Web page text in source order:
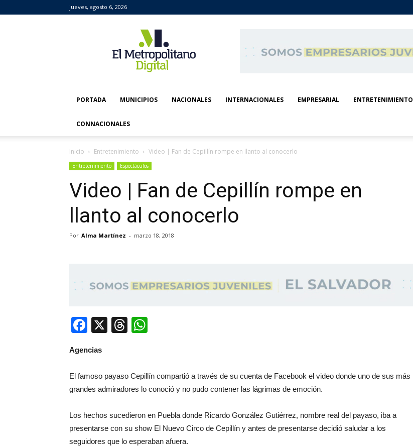
jueves, agosto 6, 2026
Metropolitano
Digital
PORTADA MUNICIPIOS NACIONALES INTERNACIONALES EMPRESARIAL ENTRETENIMIENTO
CONNACIONALES
Inicio Entretenimiento Video | Fan de Cepillín rompe en llanto al conocerlo
Entretenimiento Espectáculos
Video | Fan de Cepillín rompe en
llanto al conocerlo
Por Alma Martínez - marzo 18, 2018
Facebook
X Threads
Agencias
El famoso payaso Cepillín compartió a través de su cuenta de Facebook el video donde uno de sus más
grandes admiradores lo conoció y no pudo contener las lágrimas de emoción.
Los hechos sucedieron en Puebla donde Ricardo González Gutiérrez, nombre real del payaso, iba a
presentarse con su show El Nuevo Circo de Cepillín y antes de presentarse decidió saludar a los
seguidores que lo esperaban afuera.